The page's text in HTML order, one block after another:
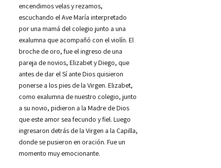
encendimos velas y rezamos,
escuchando el Ave María interpretado
por una mamá del colegio junto a una
exalumna que acompañó con el violín. El
broche de oro, fue el ingreso de una
pareja de novios, Elizabet y Diego, que
antes de dar el Sí ante Dios quisieron
ponerse a los pies de la Virgen. Elizabet,
como exalumna de nuestro colegio, junto
a su novio, pidieron a la Madre de Dios
que este amor sea fecundo y fiel. Luego
ingresaron detrás de la Virgen a la Capilla,
donde se pusieron en oración. Fue un
momento muy emocionante.